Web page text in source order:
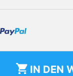
shopping_cart IN DEN